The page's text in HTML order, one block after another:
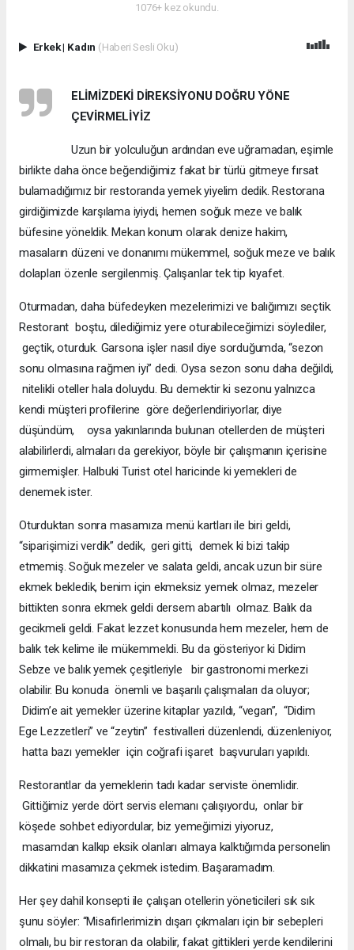
1076+ kez okundu.
Erkek| Kadın (Haberi Sesli Oku)
ELİMİZDEKİ DİREKSİYONU DOĞRU YÖNE
ÇEVİRMELİYİZ
Uzun bir yolculuğun ardından eve uğramadan, eşimle
birlikte daha önce beğendiğimiz fakat bir türlü gitmeye fırsat
bulamadığımız bir restoranda yemek yiyelim dedik. Restorana
girdiğimizde karşılama iyiydi, hemen soğuk meze ve balık
büfesine yöneldik. Mekan konum olarak denize hakim,
masaların düzeni ve donanımı mükemmel, soğuk meze ve balık
dolapları özenle sergilenmiş. Çalışanlar tek tip kıyafet.
Oturmadan, daha büfedeyken mezelerimizi ve balığımızı seçtik.
Restorant boştu, dilediğimiz yere oturabileceğimizi söylediler,
geçtik, oturduk. Garsona işler nasıl diye sorduğumda, “sezon
sonu olmasına rağmen iyi” dedi. Oysa sezon sonu daha değildi,
nitelikli oteller hala doluydu. Bu demektir ki sezonu yalnızca
kendi müşteri profilerine göre değerlendiriyorlar, diye
düşündüm, oysa yakınlarında bulunan otellerden de müşteri
alabilirlerdi, almaları da gerekiyor, böyle bir çalışmanın içerisine
girmemişler. Halbuki Turist otel haricinde ki yemekleri de
denemek ister.
Oturduktan sonra masamıza menü kartları ile biri geldi,
“siparişimizi verdik” dedik, geri gitti, demek ki bizi takip
etmemiş. Soğuk mezeler ve salata geldi, ancak uzun bir süre
ekmek bekledik, benim için ekmeksiz yemek olmaz, mezeler
bittikten sonra ekmek geldi dersem abartılı olmaz. Balık da
gecikmeli geldi. Fakat lezzet konusunda hem mezeler, hem de
balık tek kelime ile mükemmeldi. Bu da gösteriyor ki Didim
Sebze ve balık yemek çeşitleriyle bir gastronomi merkezi
olabilir. Bu konuda önemli ve başarılı çalışmaları da oluyor;
Didim’e ait yemekler üzerine kitaplar yazıldı, “vegan”, “Didim
Ege Lezzetleri” ve “zeytin” festivalleri düzenlendi, düzenleniyor,
hatta bazı yemekler için coğrafi işaret başvuruları yapıldı.
Restorantlar da yemeklerin tadı kadar serviste önemlidir.
Gittiğimiz yerde dört servis elemanı çalışıyordu, onlar bir
köşede sohbet ediyordular, biz yemeğimizi yiyoruz,
masamdan kalkıp eksik olanları almaya kalktığımda personelin
dikkatini masamıza çekmek istedim. Başaramadım.
Her şey dahil konsepti ile çalışan otellerin yöneticileri sık sık
şunu söyler: “Misafirlerimizin dışarı çıkmaları için bir sebepleri
olmalı, bu bir restoran da olabilir, fakat gittikleri yerde kendilerini